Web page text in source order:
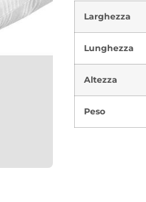
Larghezza
Lunghezza
Altezza
Peso